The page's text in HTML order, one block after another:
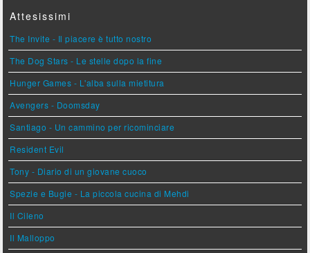
Attesissimi
The Invite - Il piacere è tutto nostro
The Dog Stars - Le stelle dopo la fine
Hunger Games - L'alba sulla mietitura
Avengers - Doomsday
Santiago - Un cammino per ricominciare
Resident Evil
Tony - Diario di un giovane cuoco
Spezie e Bugie - La piccola cucina di Mehdi
Il Cileno
Il Malloppo